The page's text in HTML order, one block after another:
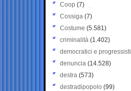
Coop (7)
Cossiga (7)
Costume (5.581)
criminalità (1.402)
democratici e progressisti
denuncia (14.528)
destra (573)
destradipopolo (99)